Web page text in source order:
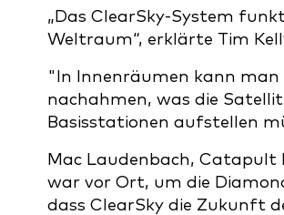
„Das ClearSky-System
Weltraum“, erklärte Tim
"In Innenräumen kann man
nachahmen, was die
Basisstationen aufstellen
Mac Laudenbach, Catapult
war vor Ort, um die
dass ClearSky die Zukunft